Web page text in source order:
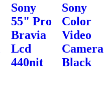
Sony
55" Pro
Bravia
Lcd
440nit
Sony
Color
Video
Camera
Black